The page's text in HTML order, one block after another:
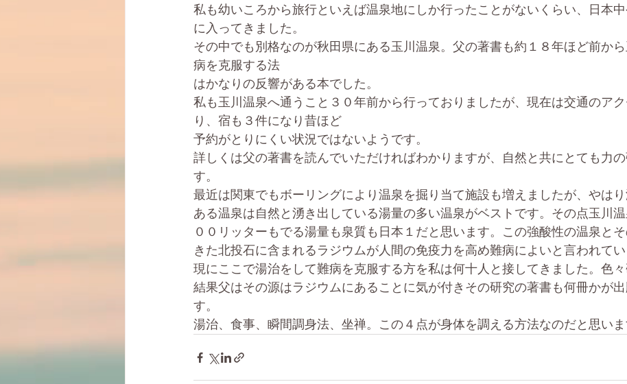
私も幼いころから旅行といえば温泉地にしか行ったことがないくらい、日本
に入ってきました。
その中でも別格なのが秋田県にある玉川温泉。父の著書も約１８年ほど前か
病を克服する法
はかなりの反響がある本でした。
私も玉川温泉へ通うこと３０年前から行っておりましたが、現在は交通のア
り、宿も３件になり昔ほど
予約がとりにくい状況ではないようです。
詳しくは父の著書を読んでいただければわかりますが、自然と共にとても力
す。
最近は関東でもボーリングにより温泉を掘り当て施設も増えましたが、やは
ある温泉は自然と湧き出している湯量の多い温泉がベストです。その点玉川
００リッターもでる湯量も泉質も日本１だと思います。この強酸性の温泉と
きた北投石に含まれるラジウムが人間の免疫力を高め難病によいと言われてい
現にここで湯治をして難病を克服する方を私は何十人と接してきました。色
結果父はその源はラジウムにあることに気が付きその研究の著書も何冊かが
す。
湯治、食事、瞬間調身法、坐禅。この４点が身体を調える方法なのだと思いま